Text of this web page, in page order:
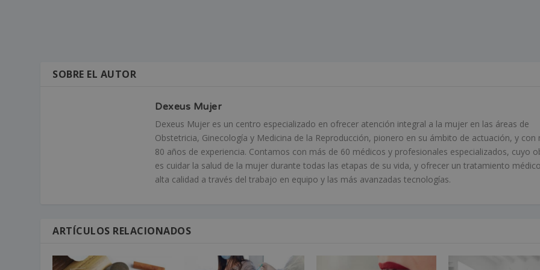
SOBRE EL AUTOR
Dexeus Mujer
Dexeus Mujer es un centro especializado en ofrecer atención integral a la mujer en las áreas de
Obstetricia, Ginecología y Medicina de la Reproducción, pionero en su ámbito de actuación, y con
80 años de experiencia. Contamos con más de 60 médicos y profesionales especializados, cuyo
es cuidar la salud de la mujer durante todas las etapas de su vida, y ofrecer un tratamiento
alta calidad a través del trabajo en equipo y las más avanzadas tecnologías.
ARTÍCULOS RELACIONADOS